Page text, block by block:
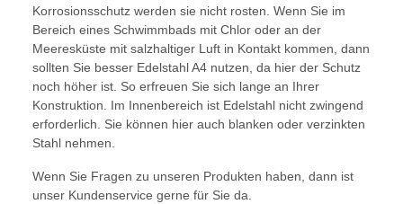
Korrosionsschutz werden sie nicht rosten. Wenn Sie im
Bereich eines Schwimmbads mit Chlor oder an der
Meeresküste mit salzhaltiger Luft in Kontakt kommen, dann
sollten Sie besser Edelstahl A4 nutzen, da hier der Schutz
noch höher ist. So erfreuen Sie sich lange an Ihrer
Konstruktion. Im Innenbereich ist Edelstahl nicht zwingend
erforderlich. Sie können hier auch blanken oder verzinkten
Stahl nehmen.
Wenn Sie Fragen zu unseren Produkten haben, dann ist
unser Kundenservice gerne für Sie da.